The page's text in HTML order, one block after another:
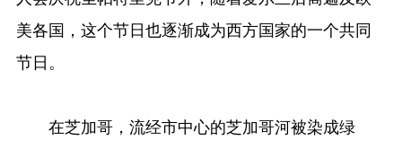
美各国，这个节日也逐渐成为西方国家的一个共同
节日。
在芝加哥，流经市中心的芝加哥河被染成绿